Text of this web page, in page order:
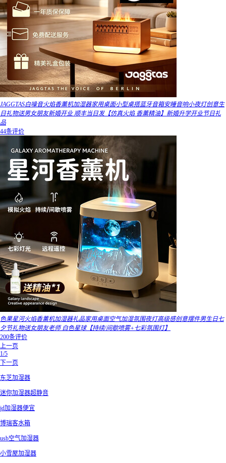
JAGGTAS白噪音火焰香薰机加湿器家用桌面小型桌搭蓝牙音箱安睡音响小夜灯创意生
日礼物送男女朋友新婚开业 顺丰当日发【仿真火焰 香薰精油】新婚升学开业节日礼
品
44条评价
色果星河火焰香薰机加湿器礼品家用桌面空气加湿氛围夜灯高级感创意摆件男生日七
夕节礼物送女朋友老师 白色星球【持续/间歇喷雾+七彩氛围灯】
200条评价
上一页
1/5
下一页
东芝加湿器
迷你加湿器超静音
jd加湿器便宜
博瑞客水箱
usb空气加湿器
小雪屋加湿器